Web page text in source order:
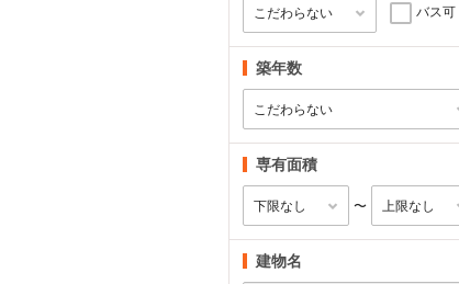
バス可
築年数
専有面積
〜
建物名